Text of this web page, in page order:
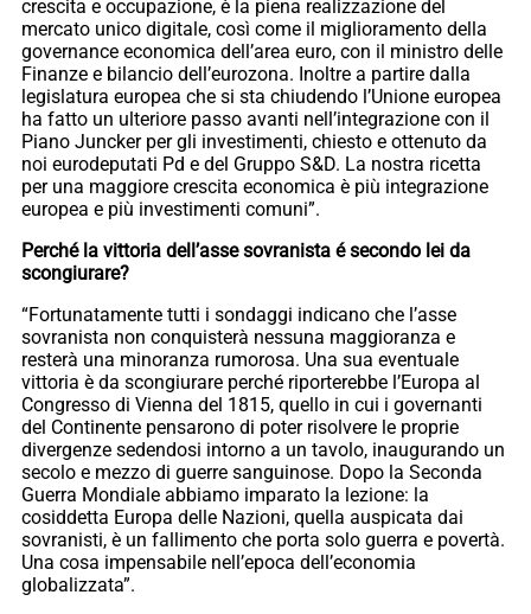
crescita e occupazione, è la piena realizzazione del
mercato unico digitale, così come il miglioramento della
governance economica dell’area euro, con il ministro delle
Finanze e bilancio dell’eurozona. Inoltre a partire dalla
legislatura europea che si sta chiudendo l’Unione europea
ha fatto un ulteriore passo avanti nell’integrazione con il
Piano Juncker per gli investimenti, chiesto e ottenuto da
noi eurodeputati Pd e del Gruppo S&D. La nostra ricetta
per una maggiore crescita economica è più integrazione
europea e più investimenti comuni”.
Perché la vittoria dell’asse sovranista é secondo lei da
scongiurare?
“Fortunatamente tutti i sondaggi indicano che l’asse
sovranista non conquisterà nessuna maggioranza e
resterà una minoranza rumorosa. Una sua eventuale
vittoria è da scongiurare perché riporterebbe l’Europa al
Congresso di Vienna del 1815, quello in cui i governanti
del Continente pensarono di poter risolvere le proprie
divergenze sedendosi intorno a un tavolo, inaugurando un
secolo e mezzo di guerre sanguinose. Dopo la Seconda
Guerra Mondiale abbiamo imparato la lezione: la
cosiddetta Europa delle Nazioni, quella auspicata dai
sovranisti, è un fallimento che porta solo guerra e povertà.
Una cosa impensabile nell’epoca dell’economia
globalizzata”.